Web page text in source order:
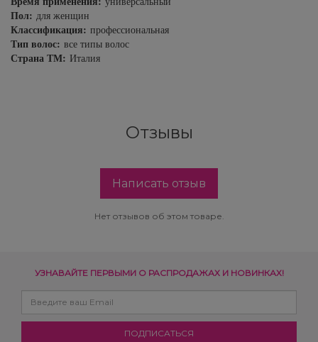
Пол: для женщин
Классификация: профессиональная
Тип волос: все типы волос
Страна ТМ: Италия
Отзывы
Написать отзыв
Нет отзывов об этом товаре.
УЗНАВАЙТЕ ПЕРВЫМИ О РАСПРОДАЖАХ И НОВИНКАХ!